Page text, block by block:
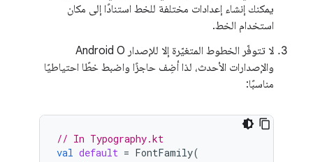
يمكنك إنشاء إعدادات مختلفة للخط استنادًا إلى مكان
استخدام الخط.
لا تتوفّر الخطوط المتغيّرة إلا للإصدار Android O
والإصدارات الأحدث، لذا أضِف حاجزًا واضبط خطًا احتياطيًا
مناسبًا:
// In Typography.kt
val default = FontFamily(